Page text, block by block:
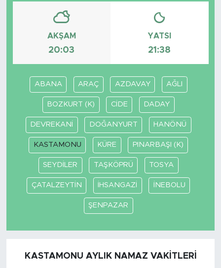
AKŞAM
20:03
YATSI
21:38
ABANA ARAÇ AZDAVAY AĞLI
BOZKURT (K) CİDE DADAY
DEVREKANİ DOĞANYURT HANÖNÜ
KASTAMONU KÜRE PINARBAŞI (K)
SEYDİLER TAŞKÖPRÜ TOSYA
ÇATALZEYTİN İHSANGAZİ İNEBOLU
ŞENPAZAR
KASTAMONU AYLIK NAMAZ VAKITLERI